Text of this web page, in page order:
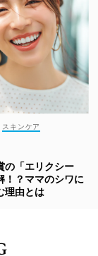
スキンケア
の「エリクシー
！？ママのシワに
理由とは